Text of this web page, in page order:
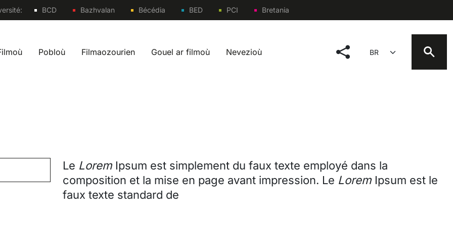
Sites
BCD Bazhvalan Bécédia BED PCI Bretania
navigation br
Pobloù Filmaozourien Gouel ar filmoù Nevezioù social menu
Select your language
Le LoremIpsum est simplement du faux texte employé dans la
composition et la mise en page avant impression. Le LoremIpsum est le
faux texte standard de